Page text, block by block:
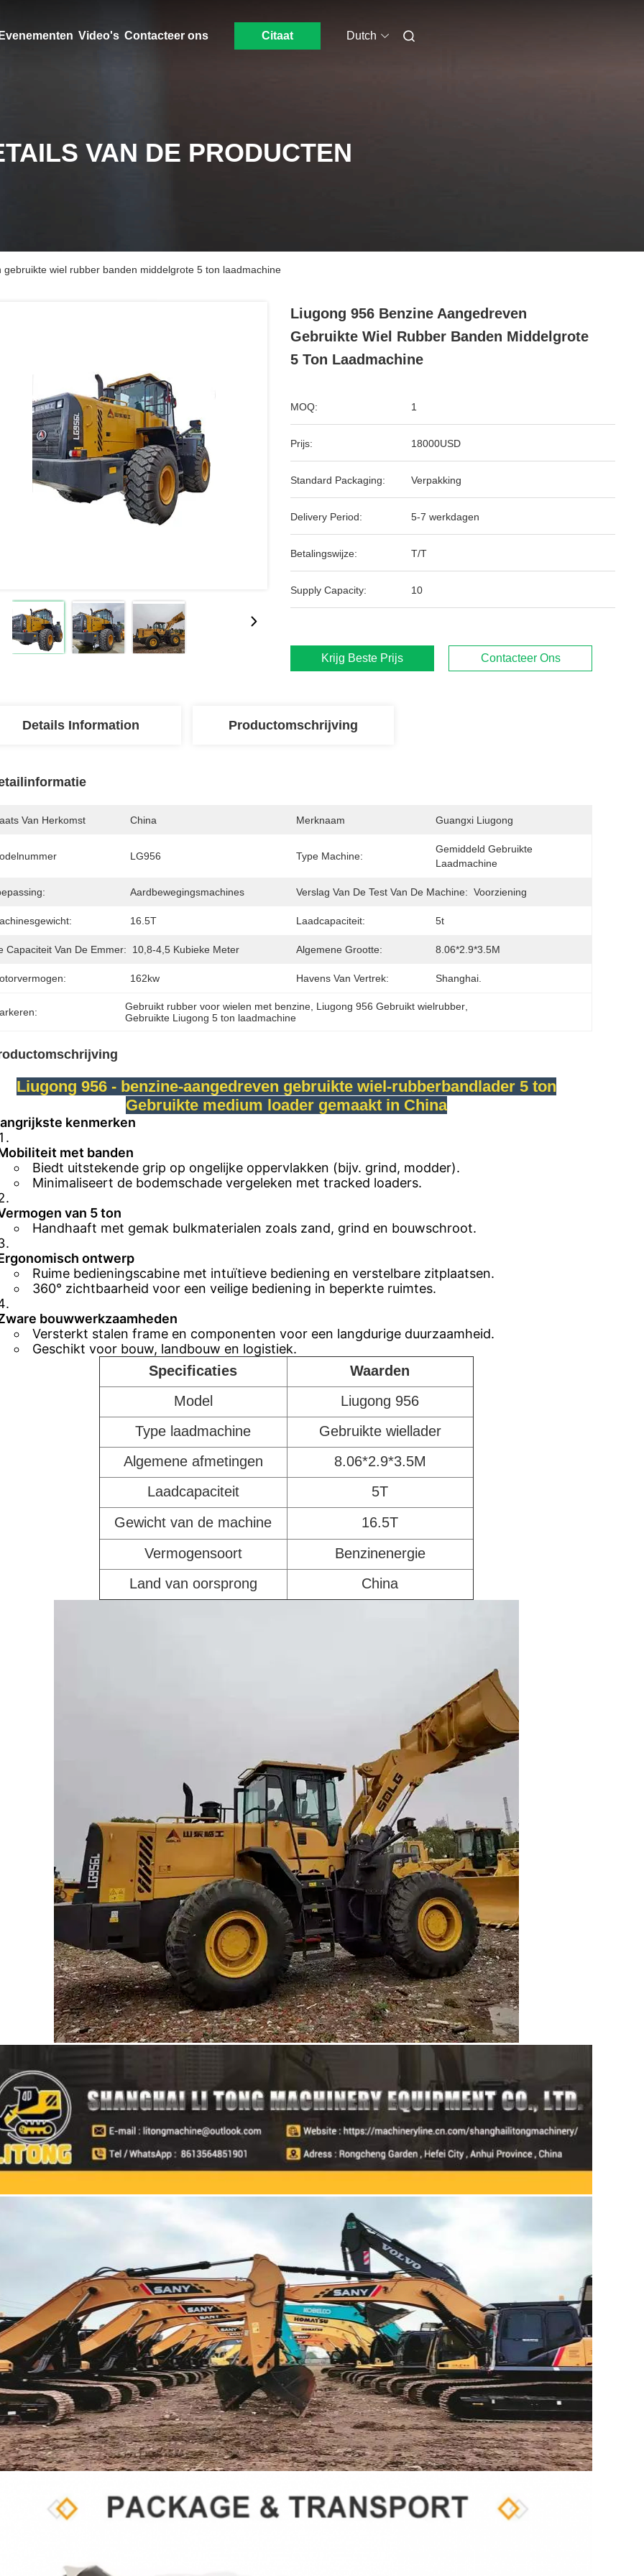
Evenementen Video's Contacteer ons Citaat Dutch
VAN DE PRODUCTEN
wiel rubber banden middelgrote 5 ton laadmachine
Liugong 956 Benzine Aangedreven
Gebruikte Wiel Rubber Banden Middelgrote
5 Ton Laadmachine
MOQ: 1
Prijs: 18000USD
Standard Packaging: Verpakking
Delivery Period: 5-7 werkdagen
Betalingswijze: T/T
Supply Capacity: 10
Krijg Beste Prijs Contacteer Ons
Details Information Productomschrijving
Van Herkomst China Merknaam Guangxi Liugong
LG956 Type Machine:
Gemiddeld Gebruikte
Laadmachine
Aardbewegingsmachines Verslag Van De Test Van De Machine: Voorziening
16.5T Laadcapaciteit: 5t
Capaciteit Van De Emmer: 10,8-4,5 Kubieke Meter Algemene Grootte: 8.06*2.9*3.5M
162kw Havens Van Vertrek: Shanghai.
Gebruikt rubber voor wielen met benzine Liugong 956 Gebruikt wielrubber
Gebruikte Liugong 5 ton laadmachine
Liugong 956 - benzine-aangedreven gebruikte wiel-rubberbandlader 5 ton
Gebruikte medium loader gemaakt in China
kenmerken
met banden
Biedt uitstekende grip op ongelijke oppervlakken (bijv. grind, modder).
Minimaliseert de bodemschade vergeleken met tracked loaders.
van 5 ton
Handhaaft met gemak bulkmaterialen zoals zand, grind en bouwschroot.
ontwerp
Ruime bedieningscabine met intuïtieve bediening en verstelbare zitplaatsen.
360° zichtbaarheid voor een veilige bediening in beperkte ruimtes.
bouwwerkzaamheden
Versterkt stalen frame en componenten voor een langdurige duurzaamheid.
Geschikt voor bouw, landbouw en logistiek.
Specificaties
Waarden
Model
Liugong 956
Type laadmachine
Gebruikte wiellader
Algemene afmetingen
8.06*2.9*3.5M
Laadcapaciteit
5T
Gewicht van de machine
16.5T
Vermogensoort
Benzinenergie
Land van oorsprong
China